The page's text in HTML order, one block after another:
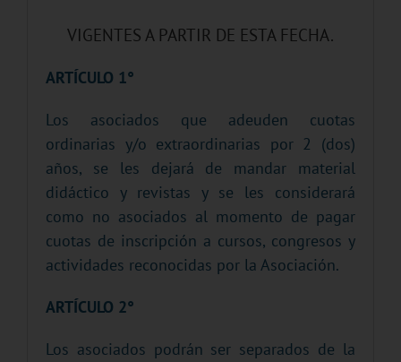
VIGENTES A PARTIR DE ESTA FECHA.
ARTÍCULO 1°
Los asociados que adeuden cuotas
ordinarias y/o extraordinarias por 2 (dos)
años, se les dejará de mandar material
didáctico y revistas y se les considerará
como no asociados al momento de pagar
cuotas de inscripción a cursos, congresos y
actividades reconocidas por la Asociación.
ARTÍCULO 2°
Los asociados podrán ser separados de la